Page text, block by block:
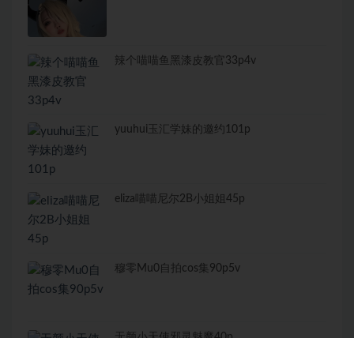
辣个喵喵鱼黑漆皮教官33p4v
yuuhui玉汇学妹的邀约101p
eliza喵喵尼尔2B小姐姐45p
穆零Mu0自拍cos集90p5v